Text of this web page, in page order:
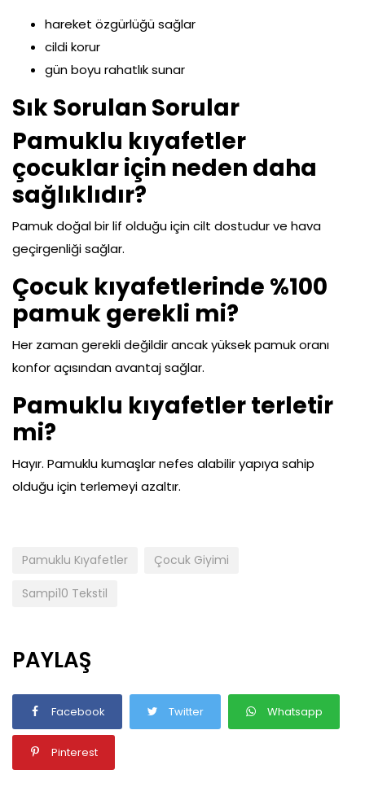
hareket özgürlüğü sağlar
cildi korur
gün boyu rahatlık sunar
Sık Sorulan Sorular
Pamuklu kıyafetler
çocuklar için neden daha
sağlıklıdır?
Pamuk doğal bir lif olduğu için cilt dostudur ve hava
geçirgenliği sağlar.
Çocuk kıyafetlerinde %100
pamuk gerekli mi?
Her zaman gerekli değildir ancak yüksek pamuk oranı
konfor açısından avantaj sağlar.
Pamuklu kıyafetler terletir
mi?
Hayır. Pamuklu kumaşlar nefes alabilir yapıya sahip
olduğu için terlemeyi azaltır.
Pamuklu Kıyafetler Çocuk Giyimi
Sampi10 Tekstil
PAYLAŞ
Facebook Twitter Whatsapp
Pinterest